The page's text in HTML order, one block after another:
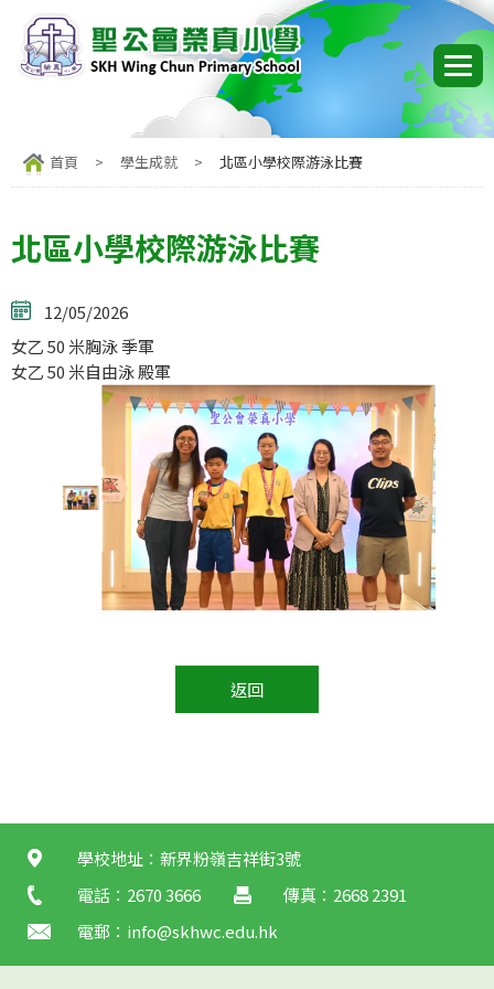
首頁 > 學生成就 > 北區小學校際游泳比賽
北區小學校際游泳比賽
12/05/2026
女乙 50 米胸泳 季軍
女乙 50 米自由泳 殿軍
返回
學校地址：新界粉嶺吉祥街3號
電話：2670 3666
傳真：2668 2391
電郵： info@skhwc.edu.hk